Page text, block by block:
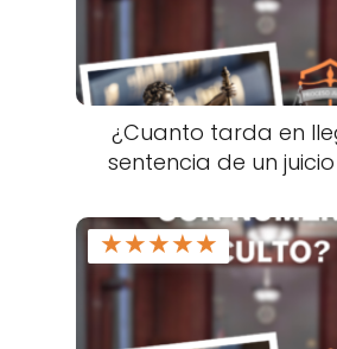
¿Cuanto tarda en
sentencia de un
★★★★★